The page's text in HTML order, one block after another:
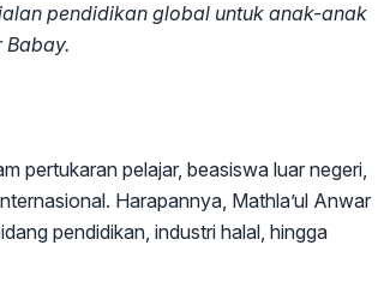
pendidikan global untuk anak-anak
Babay.
pertukaran pelajar, beasiswa luar negeri,
Harapannya, Mathla’ul Anwar
pendidikan, industri halal, hingga